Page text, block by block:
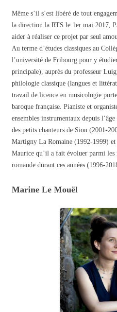
Même s’il s’est libéré de tout
la direction la RTS le 1er mai 2017,
aider à réaliser ce projet par seul
Au terme d’études classiques au
l’université de Fribourg pour y
principale), auprès du professeur
philologie classique (langues et
travail de licence en musicologie
baroque française. Pianiste et
ensembles instrumentaux depuis
des petits chanteurs de Sion (2001-
Martigny La Romaine (1992-1999) et
Maurice qu’il a fait évoluer parmi les
romande durant ces années (1996-
Marine Le Mouël